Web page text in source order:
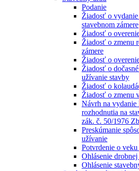
Podanie
Žiadosť o
stavebnom zámere
Žiadosť o
Žiadosť o zmenu
zámere
Žiadosť o
Žiadosť o
užívanie stavby
Žiadosť o
Žiadosť o zmenu
Návrh na vydanie
rozhodnutia na
zák. č. 50/1976
Preskúmanie
užívanie
Potvrdenie o
Ohlásenie
Ohlásenie